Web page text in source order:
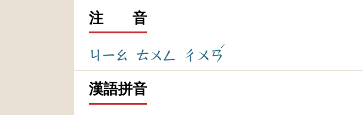
注 音
ㄐㄧㄠ ㄊㄨㄥ ㄔㄨㄢ
ˊ
漢語拼音